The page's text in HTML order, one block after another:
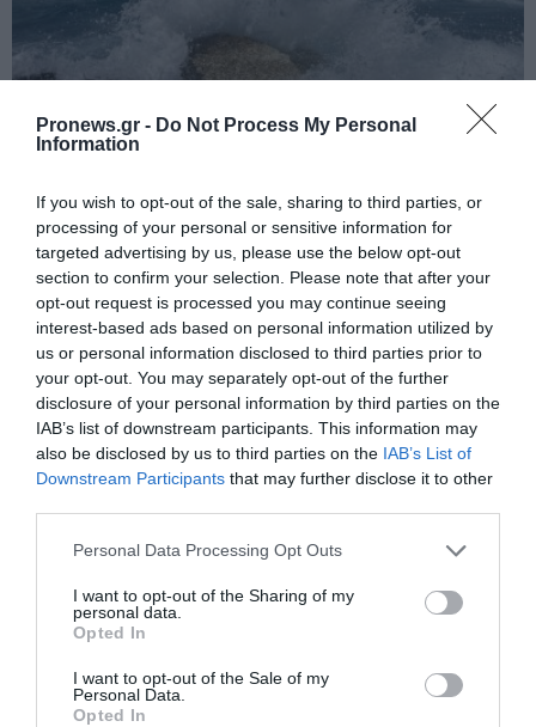
Pronews.gr - Do Not Process My Personal
Information
If you wish to opt-out of the sale, sharing to third parties, or
processing of your personal or sensitive information for
targeted advertising by us, please use the below opt-out
section to confirm your selection. Please note that after your
opt-out request is processed you may continue seeing
interest-based ads based on personal information utilized by
us or personal information disclosed to third parties prior to
your opt-out. You may separately opt-out of the further
disclosure of your personal information by third parties on the
IAB’s list of downstream participants. This information may
also be disclosed by us to third parties on the IAB’s List of
Downstream Participants that may further disclose it to other
Please note that this website/app uses one or more Google
not limited to your visit or usage behaviour. You may click to
grant or deny consent to Google and its third-party tags to
use your data for below specified purposes in below Google
consent section.
Personal Data Processing Opt Outs
I want to opt-out of the Sharing of my
personal data.
Opted In
I want to opt-out of the Sale of my
Personal Data.
Opted In
PRONEWS.GR /ΚΑΙΡΟΣ
Καιρός: Ισχυροί άνεμοι έως 9 μποφόρ
στο Αιγαίο σήμερα – Xωρίς αξιόλογες
μεταβολές η θερμοκρασία
01.08.2026 | 07:56
Καιρός: «Ακραίο μελτέμι» πλήττει τη